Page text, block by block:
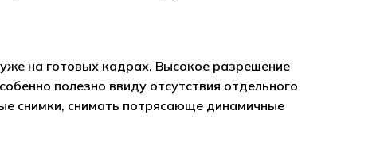
на готовых кадрах. Высокое разрешение
полезно ввиду отсутствия отдельного
снимки, снимать потрясающе динамичные